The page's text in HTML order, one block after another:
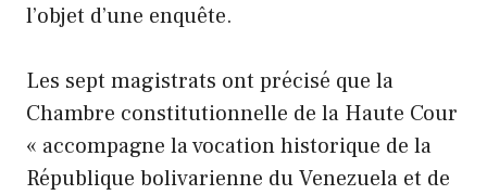
l’objet d’une enquête.
Les sept magistrats ont précisé que la
Chambre constitutionnelle de la Haute Cour
« accompagne la vocation historique de la
République bolivarienne du Venezuela et de